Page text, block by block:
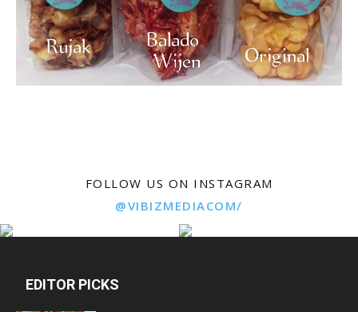
FOLLOW US ON INSTAGRAM
@VIBIZMEDIACOM/
EDITOR PICKS